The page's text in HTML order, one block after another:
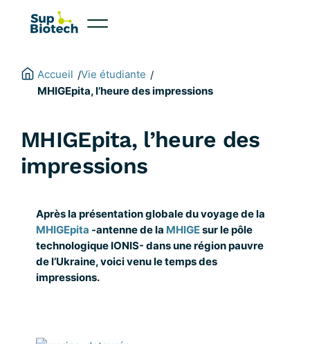
Accueil /Vie étudiante /
MHIGEpita, l’heure des impressions
MHIGEpita, l’heure des
impressions
Après la présentation globale du voyage de la
MHIGEpita -antenne de la MHIGEsur le pôle
technologique IONIS- dans une région pauvre
de l’Ukraine, voici venu le temps des
impressions.